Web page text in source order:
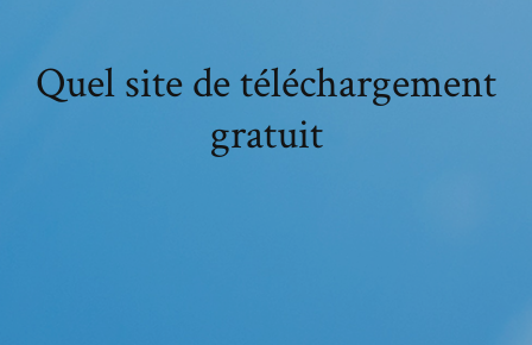
Quel site de téléchargement
gratuit